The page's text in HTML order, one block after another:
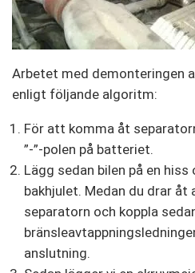
Arbetet med demonteringen
enligt följande algoritm:
För att komma åt
”-”-polen på batteriet.
Lägg sedan bilen på en
bakhjulet. Medan du drar
separatorn och koppla
anslutning.